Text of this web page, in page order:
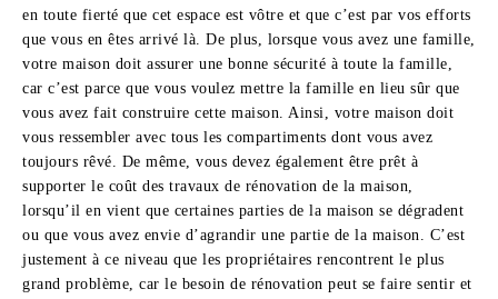
en toute fierté que cet espace est vôtre et que c’est par vos efforts
que vous en êtes arrivé là. De plus, lorsque vous avez une famille,
votre maison doit assurer une bonne sécurité à toute la famille,
car c’est parce que vous voulez mettre la famille en lieu sûr que
vous avez fait construire cette maison. Ainsi, votre maison doit
vous ressembler avec tous les compartiments dont vous avez
toujours rêvé. De même, vous devez également être prêt à
supporter le coût des travaux de rénovation de la maison,
lorsqu’il en vient que certaines parties de la maison se dégradent
ou que vous avez envie d’agrandir une partie de la maison. C’est
justement à ce niveau que les propriétaires rencontrent le plus
grand problème, car le besoin de rénovation peut se faire sentir et